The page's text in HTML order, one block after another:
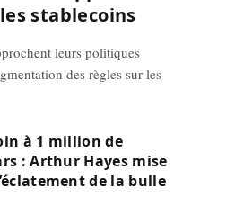
stablecoins
leurs politiques
des règles sur les
à 1 million de
: Arthur Hayes mise
de la bulle